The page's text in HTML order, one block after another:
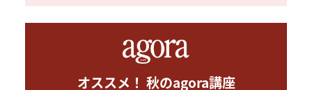
オススメ！ 秋のagora講座